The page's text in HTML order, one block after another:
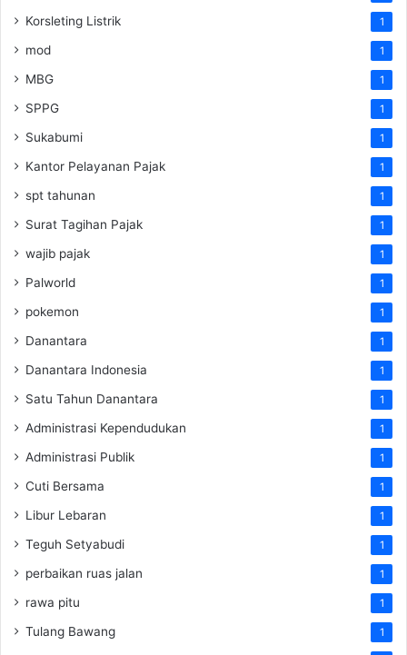
Korsleting Listrik 1
mod 1
MBG 1
SPPG 1
Sukabumi 1
Kantor Pelayanan Pajak 1
spt tahunan 1
Surat Tagihan Pajak 1
wajib pajak 1
Palworld 1
pokemon 1
Danantara 1
Danantara Indonesia 1
Satu Tahun Danantara 1
Administrasi Kependudukan 1
Administrasi Publik 1
Cuti Bersama 1
Libur Lebaran 1
Teguh Setyabudi 1
perbaikan ruas jalan 1
rawa pitu 1
Tulang Bawang 1